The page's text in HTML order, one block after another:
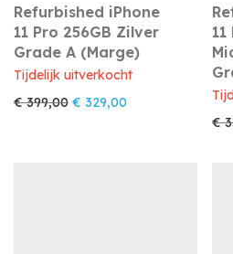
Refurbished iPhone
11 Pro 256GB Zilver
Grade A (Marge)
Tijdelijk uitverkocht
€399,00 Oorspronkelijke prijs was:
€ 329,00 Huidige prijs is:
€